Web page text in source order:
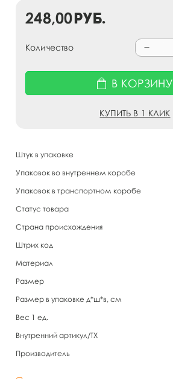
Штук в упаковке
Упаковок во внутреннем коробе
Упаковок в транспортном коробе
Статус товара
Страна происхождения
Штрих код
Материал
Размер
Размер в упаковке д*ш*в, см
Вес 1 ед.
Внутренний артикул/TX
Производитель
248,00руб.
Количество
В КОРЗИНУ
КУПИТЬ В 1 КЛИК